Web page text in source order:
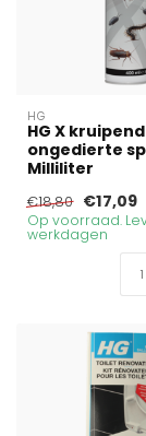
HG
HG X kruipend
ongedierte
Milliliter
€18,80 €17,09
Op voorraad.
werkdagen